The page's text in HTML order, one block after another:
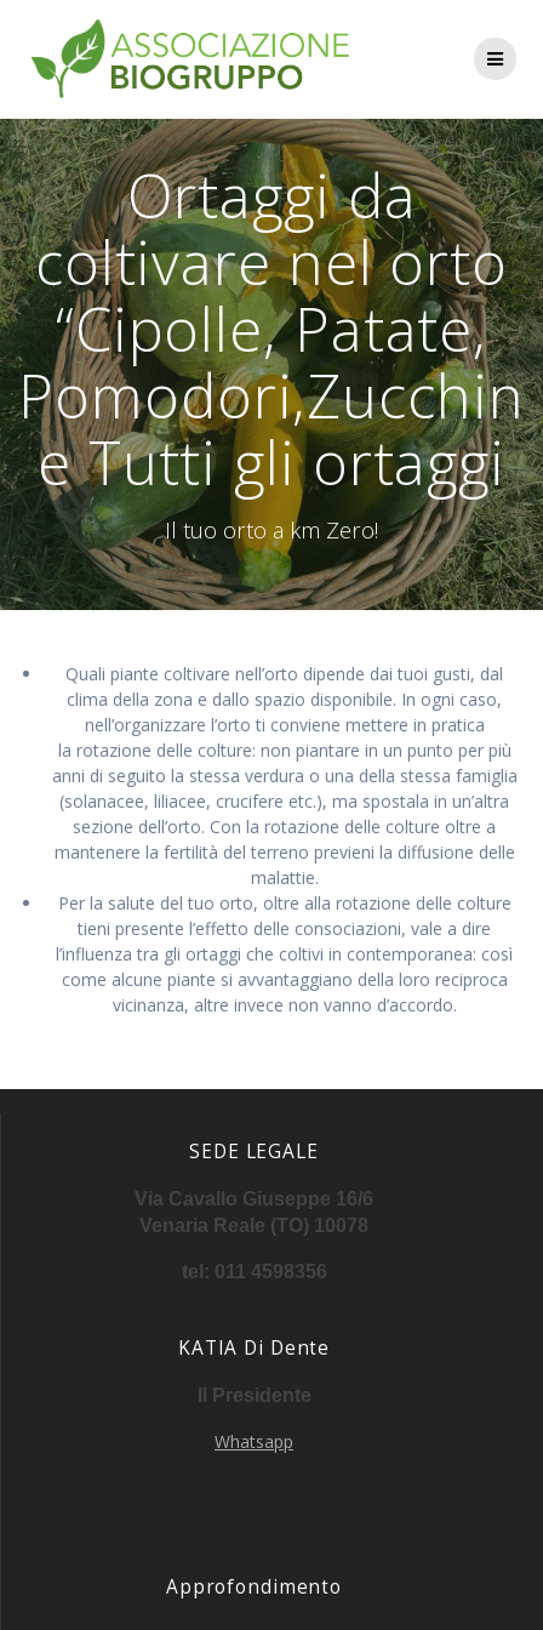
al
contenuto
Ortaggi da
coltivare nel orto
“Cipolle, Patate,
Pomodori,Zucchin
e Tutti gli ortaggi
Il tuo orto a km Zero!
Quali piante coltivare nell’orto dipende dai tuoi gusti, dal
clima della zona e dallo spazio disponibile. In ogni caso,
nell’organizzare l’orto ti conviene mettere in pratica
la rotazione delle colture: non piantare in un punto per più
anni di seguito la stessa verdura o una della stessa famiglia
(solanacee, liliacee, crucifere etc.), ma spostala in un’altra
sezione dell’orto. Con la rotazione delle colture oltre a
mantenere la fertilità del terreno previeni la diffusione delle
malattie.
Per la salute del tuo orto, oltre alla rotazione delle colture
tieni presente l’effetto delle consociazioni, vale a dire
l’influenza tra gli ortaggi che coltivi in contemporanea: così
come alcune piante si avvantaggiano della loro reciproca
vicinanza, altre invece non vanno d’accordo.
SEDE LEGALE
Via Cavallo Giuseppe 16/6
Venaria Reale (TO) 10078
tel: 011 4598356
KATIA Di Dente
Il Presidente
Whatsapp
Approfondimento